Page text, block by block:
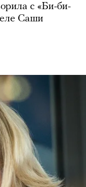
с «Би-би-
Саши